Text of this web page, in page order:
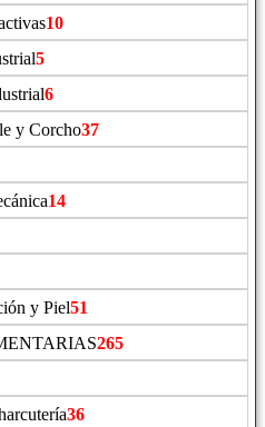
10
5
6
y Corcho37
14
y Piel51
265
36